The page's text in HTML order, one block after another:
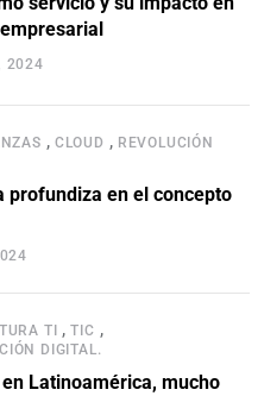
2024
, CLOUD , REVOLUCIÓN
profundiza en el concepto
TI ,TIC ,
DIGITAL.
Latinoamérica, mucho